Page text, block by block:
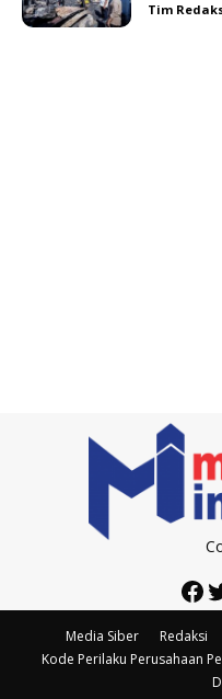
Tim
Media Siber Redaksi
Kode Perilaku Perusahaan